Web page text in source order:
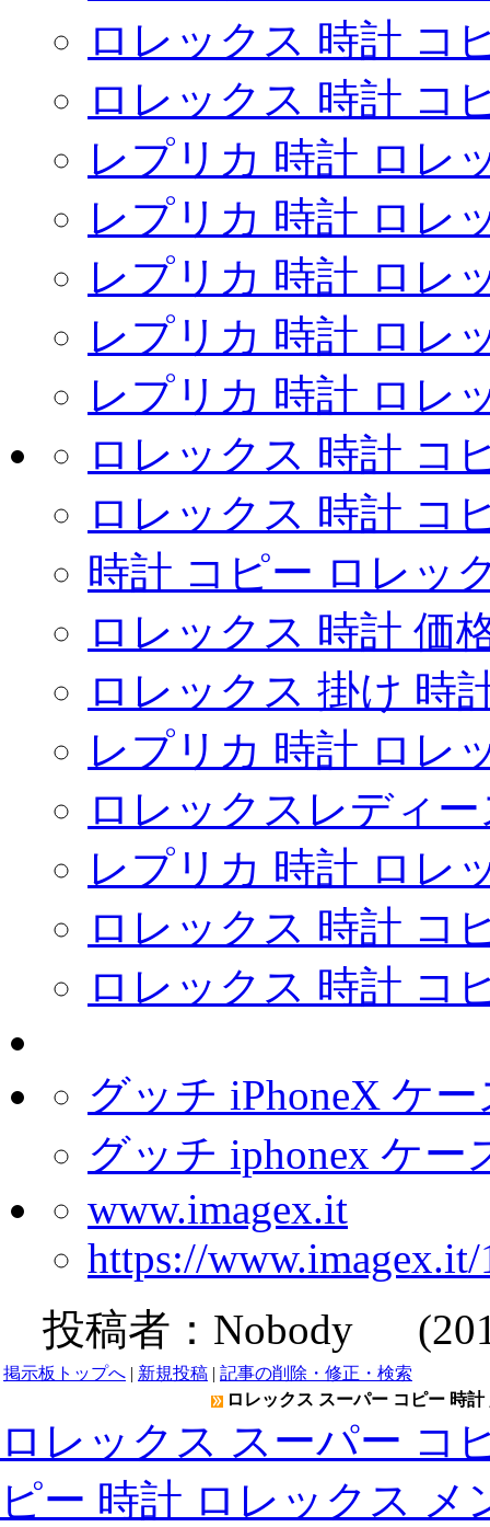
ロレックス 時計 コ
ロレックス 時計 コ
レプリカ 時計 ロレ
レプリカ 時計 ロレ
レプリカ 時計 ロレ
レプリカ 時計 ロレ
レプリカ 時計 ロレ
ロレックス 時計 コ
ロレックス 時計 コ
時計 コピー ロレッ
ロレックス 時計 価
ロレックス 掛け 時
レプリカ 時計 ロレ
ロレックスレディ
レプリカ 時計 ロレ
ロレックス 時計 コ
ロレックス 時計 コ
グッチ iPhoneX ケ
グッチ iphonex ケー
www.imagex.it
https://
投稿者： Nobody
掲示板トップへ | 新規投稿 | 記事の削除・修正・検索
ロレックス スーパー コピー 時
ロレックス スーパー コ
ピー 時計 ロレックス メ